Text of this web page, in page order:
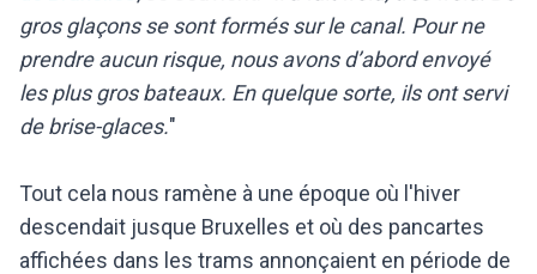
gros glaçons se sont formés sur le canal. Pour ne
prendre aucun risque, nous avons d’abord envoyé
les plus gros bateaux. En quelque sorte, ils ont servi
de brise-glaces."
Tout cela nous ramène à une époque où l'hiver
descendait jusque Bruxelles et où des pancartes
affichées dans les trams annonçaient en période de